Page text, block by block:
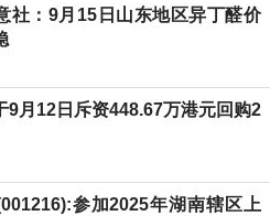
社：9月15日山东地区异丁醛价
9月12日斥资448.67万港元回购2
参加2025年湖南辖区上